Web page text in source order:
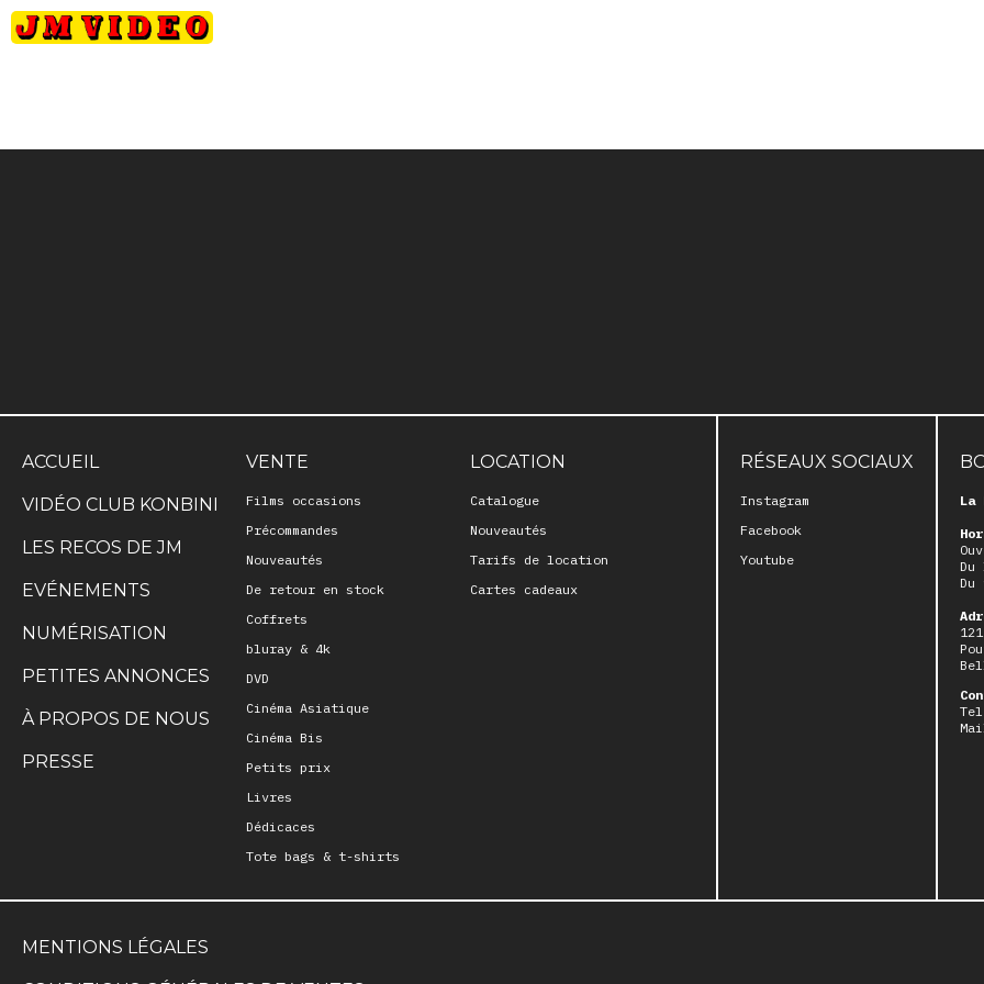
ACCUEIL VENTE
Films occasions
Précommandes
Nouveautés
De retour en stock
Coffrets
bluray & 4k
DVD
Cinéma Asiatique
Cinéma Bis
Petits prix
Livres
Dédicaces
Tote bags & t-shirts
LOCATION
Catalogue
Nouveautés
Tarifs de location
Cartes cadeaux
VIDÉO CLUB KONBINI
LES RECOS DE JM
EVÉNEMENTS
NUMÉRISATION
PETITES ANNONCES
À PROPOS DE NOUS
PRESSE
RÉSEAUX SOCIAUX
Instagram
Facebook
Youtube
La
MENTIONS LÉGALES